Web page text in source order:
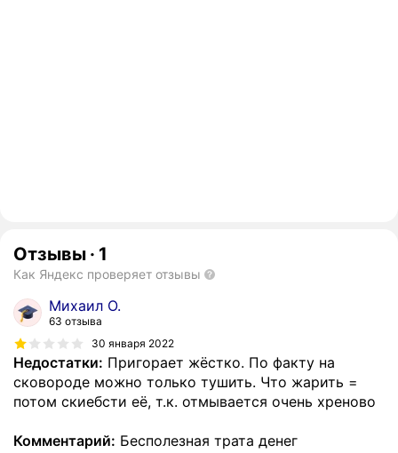
Отзывы · 1
Как Яндекс проверяет отзывы
Михаил О.
63 отзыва
30 января 2022
Недостатки: Пригорает жёстко. По факту на
сковороде можно только тушить. Что жарить =
потом скиебсти её, т.к. отмывается очень хреново
Комментарий: Бесполезная трата денег